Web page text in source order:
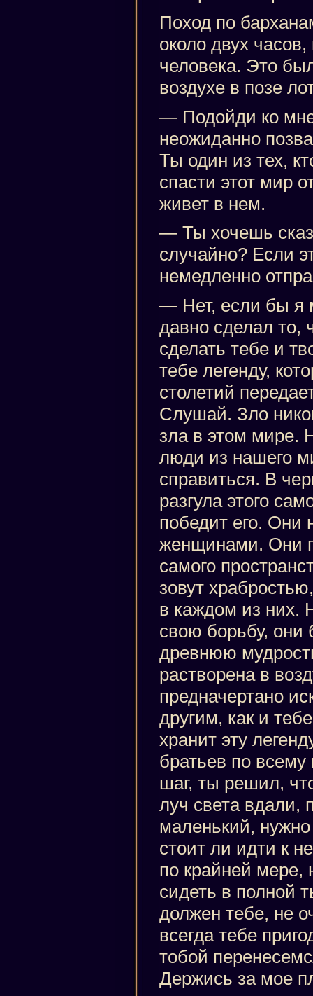
Поход по
около двух
человека. Это
воздухе в позе
— Подойди ко
неожиданно
Ты один из тех,
спасти этот мир
живет в нем.
— Ты хочешь
случайно? Если
немедленно
— Нет, если бы я
давно сделал то,
сделать тебе и
тебе легенду,
столетий
Слушай. Зло
зла в этом мире.
люди из нашего
справиться. В
разгула этого
победит его.
женщинами. Они
самого
зовут
в каждом из них.
свою борьбу, они
древнюю
растворена в
предначертано
другим, как и
хранит эту
братьев по
шаг, ты решил,
луч света вдали,
маленький,
стоит ли идти к
по крайней мере,
сидеть в полной
должен тебе, не
всегда тебе
тобой
Держись за мое